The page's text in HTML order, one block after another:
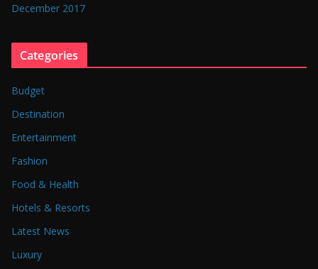
December 2017
Categories
Budget
Destination
Entertainment
Fashion
Food & Health
Hotels & Resorts
Latest News
Luxury